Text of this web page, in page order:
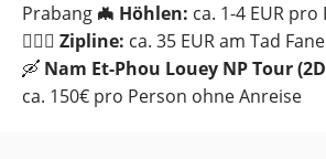
Prabang 🦇 Höhlen: ca. 1-4 EUR pro
🧗🏻‍♂️ Zipline: ca. 35 EUR am Tad
🛶 Nam Et-Phou Louey NP Tour
ca. 150€ pro Person ohne Anreise